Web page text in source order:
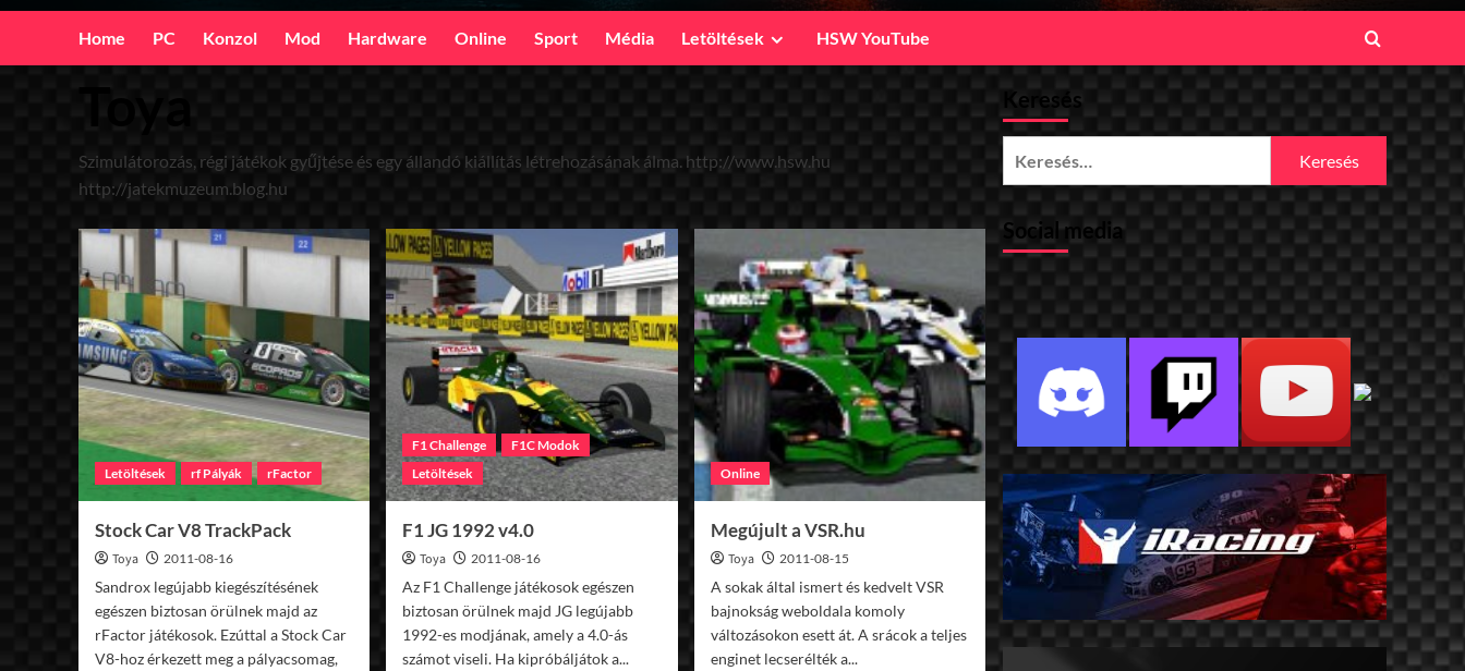
Home PC Konzol Mod Hardware Online Sport Média Letöltések HSW YouTube
Szimulátorozás, régi játékok gyűjtése és egy állandó kiállítás létrehozásának álma. http://www.hsw.hu
http://jatekmuzeum.blog.hu
Letöltések rf Pályák rFactor
Stock Car V8 TrackPack
Toya 2011-08-16
Sandrox legújabb kiegészítésének
egészen biztosan örülnek majd az
rFactor játékosok. Ezúttal a Stock Car
V8-hoz érkezett meg a pályacsomag,
F1 Challenge
F1C Modok
Letöltések
F1 JG 1992 v4.0
Toya 2011-08-16
Az F1 Challenge játékosok egészen
biztosan örülnek majd JG legújabb
1992-es modjának, amely a 4.0-ás
számot viseli. Ha kipróbáljátok a...
Online
Megújult a VSR.hu
Toya 2011-08-15
A sokak által ismert és kedvelt VSR
bajnokság weboldala komoly
változásokon esett át. A srácok a teljes
enginet lecserélték a...
Keresés
Social media